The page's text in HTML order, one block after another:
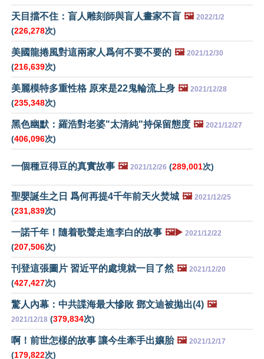
天目擋不住：盲人雕刻師與盲人畫家不盲 🖼️ 2022/1/2
(226,278次)
美國龍捲風對這兩家人爲何不要不要的 🖼️ 2021/12/30
(216,639次)
美麗模特多重性格 原來是22鬼輪流上身 🖼️ 2021/12/28
(235,348次)
黑色幽默：羅浩對老婆"太清純"持保留態度 🖼️ 2021/12/27
(406,096次)
一個種豆得豆的真實故事 🖼️ 2021/12/26 (289,001次)
聖嬰誕生之日 爲何再提4千年前天火焚城 🖼️ 2021/12/25
(231,839次)
一諾千年！隨着歌聲走進李白的故事 🖼️▶️ 2021/12/22
(207,506次)
刊登這張圖片 習近平的處境就一目了然 🖼️ 2021/12/20
(427,427次)
驚人內幕：中共諜海最大慘敗 鄧文迪被拋出(4) 🖼️
2021/12/18 (379,834次)
啊！前世怎樣的故事 讓今生牽手出孃胎 🖼️ 2021/12/17
(179,822次)